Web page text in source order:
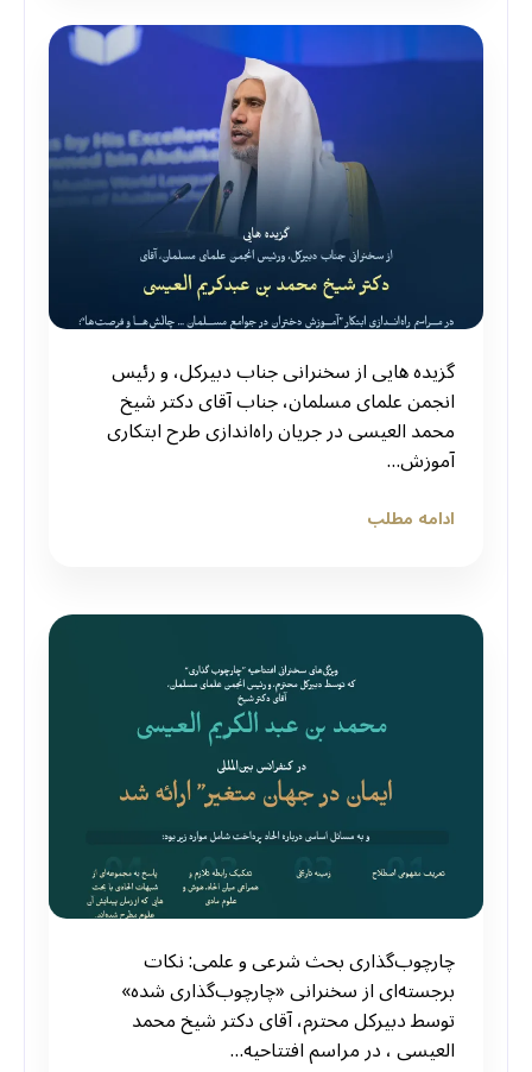
گزیده هایی از سخنرانی ‌جناب دبیرکل، و‌ رئیس
انجمن علمای مسلمان، جناب آقای دکتر شیخ
محمد العیسی در جریان راه‌اندازی طرح ابتکاری
آموزش…
ادامه مطلب
چارچوب‌گذاری بحث شرعی و علمی: نکات
برجسته‌ای از سخنرانی «چارچوب‌گذاری شده»
توسط دبیرکل محترم، آقای دکتر شیخ محمد
العيسى ، در مراسم افتتاحیه…